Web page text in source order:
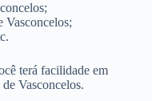
terá facilidade em
Vasconcelos.